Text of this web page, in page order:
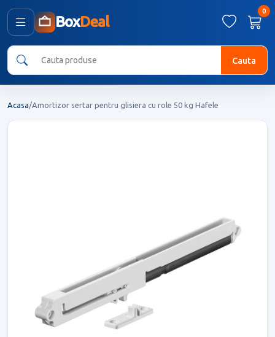
BoxDeal
0
Cauta
Acasa/Amortizor sertar pentru glisiera cu role 50 kg Hafele